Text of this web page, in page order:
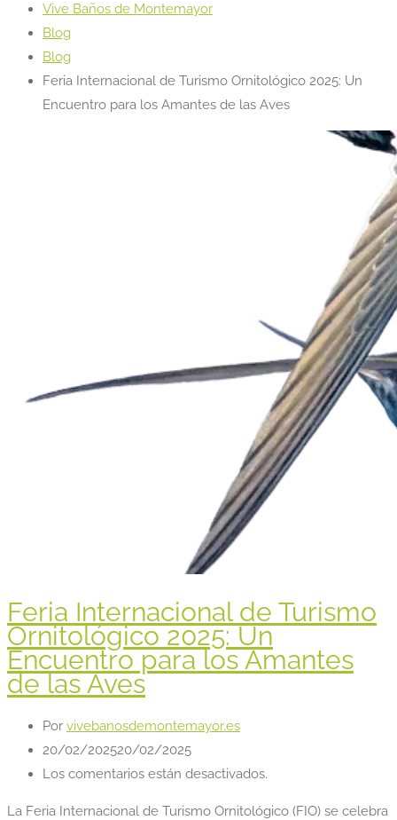
Vive Baños de Montemayor
Blog
Blog
Feria Internacional de Turismo Ornitológico 2025: Un
Encuentro para los Amantes de las Aves
Feria Internacional de Turismo
Ornitológico 2025: Un
Encuentro para los Amantes
de las Aves
Por vivebanosdemontemayor.es
20/02/202520/02/2025
Los comentarios están desactivados.
La Feria Internacional de Turismo Ornitológico (FIO) se celebra